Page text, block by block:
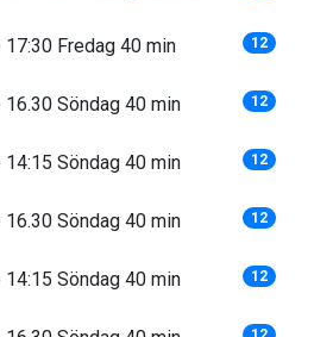
Fredag 40 min 12
Söndag 40 min 12
Söndag 40 min 12
Söndag 40 min 12
Söndag 40 min 12